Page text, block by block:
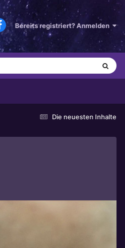
Bereits registriert? Anmelden
Die neuesten Inhalte